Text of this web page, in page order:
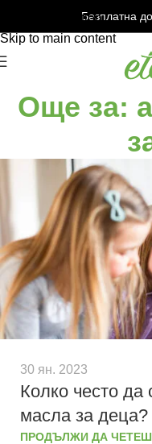
Skip to navigation
Skip to main content
Безплатна
Още за:
30 ян. 2023
Колко често да
масла за деца?
ПРОДЪЛЖИ ДА ЧЕТЕШ